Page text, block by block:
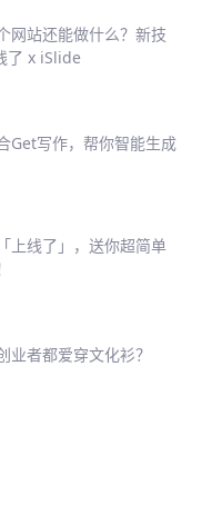
网站还能做什么？新技
了 x iSlide
Get写作，帮你智能生成
上线了」，送你超简单
业者都爱穿文化衫？